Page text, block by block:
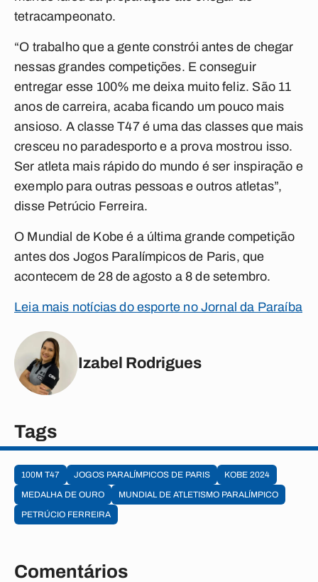
tetracampeonato.
“O trabalho que a gente constrói antes de chegar
nessas grandes competições. E conseguir
entregar esse 100% me deixa muito feliz. São 11
anos de carreira, acaba ficando um pouco mais
ansioso. A classe T47 é uma das classes que mais
cresceu no paradesporto e a prova mostrou isso.
Ser atleta mais rápido do mundo é ser inspiração e
exemplo para outras pessoas e outros atletas”,
disse Petrúcio Ferreira.
O Mundial de Kobe é a última grande competição
antes dos Jogos Paralímpicos de Paris, que
acontecem de 28 de agosto a 8 de setembro.
Leia mais notícias do esporte no Jornal da Paraíba
Izabel Rodrigues
Tags
100M T47 JOGOS PARALÍMPICOS DE PARIS
KOBE 2024
MEDALHA DE OURO
MUNDIAL DE ATLETISMO PARALÍMPICO
PETRÚCIO FERREIRA
Comentários